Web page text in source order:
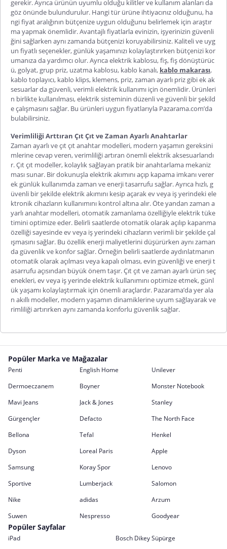
gerekir. Ayrıca ürünün uyumlu olduğu kilitler ve kullanım alanları da
göz önünde bulundurulur. Hangi tür ürüne ihtiyacınız olduğunu, ha
ngi fiyat aralığının bütçenize uygun olduğunu belirlemek için araştır
ma yapmak önemlidir. Avantajlı fiyatlarla evinizin, işyerinizin güvenli
ğini sağlarken aynı zamanda bütçenizi koruyabilirsiniz. Kaliteli ve uyg
un fiyatlı seçenekler, günlük yaşamınızı kolaylaştırırken bütçenizi kor
umanıza da yardımcı olur. Ayrıca elektrik kablosu, fiş, fiş dönüştürüc
ü, golyat, grup priz, uzatma kablosu, kablo kanalı, kablo makarası,
kablo toplayıcı, kablo klips, klemens, priz, zaman ayarlı priz gibi ek ak
sesuarlar da güvenli, verimli elektrik kullanımı için önemlidir. Ürünleri
n birlikte kullanılması, elektrik sisteminin düzenli ve güvenli bir şekild
e çalışmasını sağlar. Bu ürünleri uygun fiyatlarıyla Pazarama.com’da
bulabilirsiniz.
Verimliliği Arttıran Çıt Çıt ve Zaman Ayarlı Anahtarlar
Zaman ayarlı veçıt çıt anahtar modelleri, modern yaşamın gereksini
mlerine cevap veren, verimliliği artıran önemli elektrik aksesuarlarıdı
r. Çıt çıt modeller, kolaylık sağlayan pratik bir anahtarlama mekaniz
ması sunar. Bir dokunuşla elektrik akımını açıp kapama imkanı verer
ek günlük kullanımda zaman ve enerji tasarrufu sağlar. Ayrıca hızlı, g
üvenli bir şekilde elektrik akımını kesip açarak ev veya iş yerindeki ele
ktronik cihazların kullanımını kontrol altına alır. Öte yandan zaman a
yarlı anahtar modelleri, otomatik zamanlama özelliğiyle elektrik tüke
timini optimize eder. Belirli saatlerde otomatik olarak açılıp kapanma
özelliği sayesinde ev veya iş yerindeki cihazların verimli bir şekilde çal
ışmasını sağlar. Bu özellik enerji maliyetlerini düşürürken aynı zaman
da güvenlik ve konfor sağlar. Örneğin belirli saatlerde aydınlatmanın
otomatik olarak açılması veya kapalı olması, evin güvenliği ve enerji t
asarrufu açısından büyük önem taşır. Çıt çıt ve zaman ayarlı ürün seç
enekleri, ev veya iş yerinde elektrik kullanımını optimize etmek, günl
ük yaşamı kolaylaştırmak için önemli araçlardır. Pazarama’da yer ala
n akıllı modeller, modern yaşamın dinamiklerine uyum sağlayarak ve
rimliliği artırırken aynı zamanda konforlu güvenlik sağlar.
Popüler Marka ve Mağazalar
Penti English Home
Unilever
Dermoeczanem
Boyner
Monster Notebook
Mavi Jeans
Jack & Jones
Stanley
Gürgençler
Defacto
The North Face
Bellona
Tefal
Henkel
Dyson
Loreal Paris
Apple
Samsung
Koray Spor
Lenovo
Sportive
Lumberjack
Salomon
Nike
adidas
Arzum
Suwen
Nespresso Goodyear
Popüler Sayfalar
iPad
Bosch Dikey Süpürge